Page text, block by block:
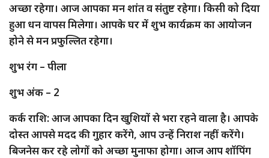
अच्छा रहेगा। आज आपका मन शांत व संतुष्ट रहेगा। किसी को दिया
हुआ धन वापस मिलेगा। आपके घर में शुभ कार्यक्रम का आयोजन
होने से मन प्रफुल्लित रहेगा।
शुभ रंग – पीला
शुभ अंक – 2
कर्क राशि: आज आपका दिन खुशियों से भरा रहने वाला है। आपके
दोस्त आपसे मदद की गुहार करेंगे, आप उन्हें निराश नहीं करेंगे।
बिजनेस कर रहे लोगों को अच्छा मुनाफा होगा। आज आप शॉपिंग